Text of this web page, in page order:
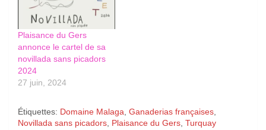
Plaisance du Gers
annonce le cartel de sa
novillada sans picadors
2024
27 juin, 2024
Étiquettes: Domaine Malaga Ganaderias françaises
Novillada sans picadors Plaisance du Gers Turquay